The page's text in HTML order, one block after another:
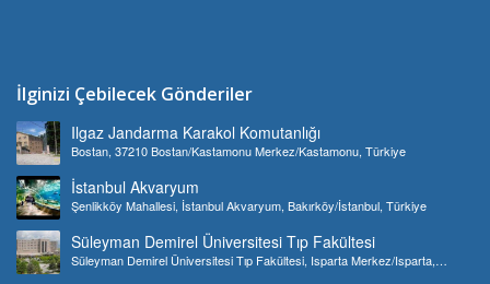
İlginizi Çebilecek Gönderiler
Ilgaz Jandarma Karakol Komutanlığı
Bostan, 37210 Bostan/Kastamonu Merkez/Kastamonu, Türkiye
İstanbul Akvaryum
Şenlikköy Mahallesi, İstanbul Akvaryum, Bakırköy/İstanbul, Türkiye
Süleyman Demirel Üniversitesi Tıp Fakültesi
Süleyman Demirel Üniversitesi Tıp Fakültesi, Isparta Merkez/Isparta,